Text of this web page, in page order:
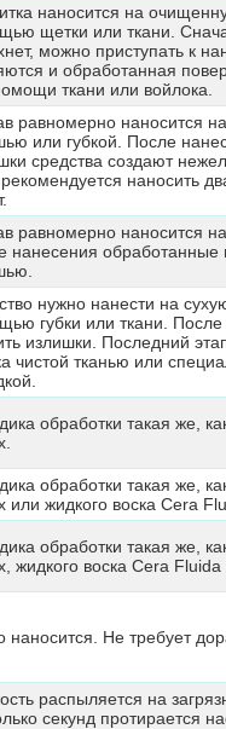
наносится на
щетки или ткани.
можно приступать к
и обработанная
ткани или войлока.
равномерно наносится
или губкой. После
средства создают
наносить
равномерно наносится
нанесения обработанные
нужно нанести на
губки или ткани.
излишки. Последний
чистой тканью или
обработки такая же,
обработки такая же,
или жидкого воска Cera
обработки такая же,
жидкого воска Cera Fluida
наносится. Не требует
распыляется на
секунд протирается